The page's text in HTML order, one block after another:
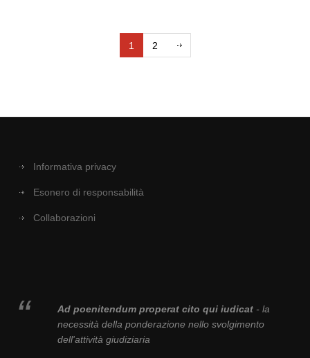
1 2
Informativa privacy
Esonero di responsabilità
Collaborazioni
Ad poenitendum properat cito qui iudicat- la
necessità della ponderazione nello svolgimento
dell'attività giudiziaria